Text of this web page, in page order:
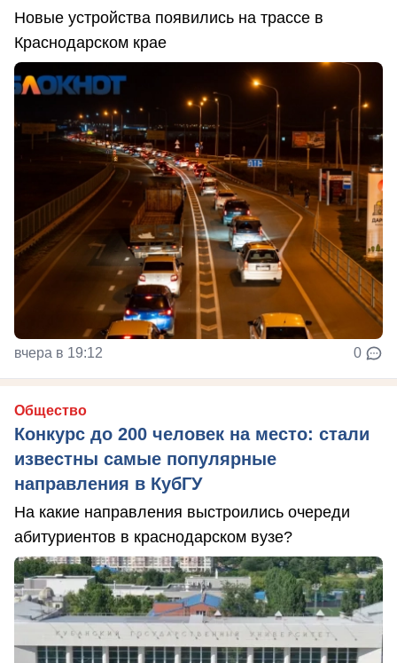
Новые устройства появились на трассе в
Краснодарском крае
вчера в 19:12 0
Общество
Конкурс до 200 человек на место: стали
известны самые популярные
направления в КубГУ
На какие направления выстроились очереди
абитуриентов в краснодарском вузе?